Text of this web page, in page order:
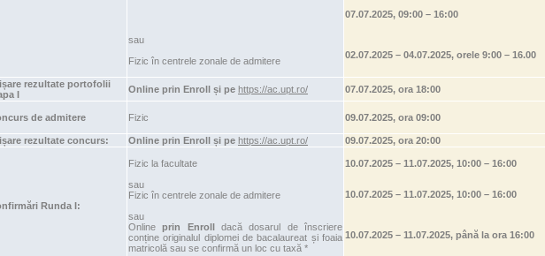
sau
Fizic în centrele zonale de admitere
07.07.2025, 09:00 – 16:00
02.07.2025 – 04.07.2025, orele 9:00 – 16.00
rezultate portofolii
I
Online prin Enroll și pe https://ac.upt.ro/ 07.07.2025, ora 18:00
de admitere Fizic 09.07.2025, ora 09:00
rezultate concurs: Online prin Enroll și pe https://ac.upt.ro/ 09.07.2025, ora 20:00
Runda I:
Fizic la facultate
sau
Fizic în centrele zonale de admitere
sau
Onlineprin Enrolldacă dosarul de înscriere
conține originalul diplomei de bacalaureat și foaia
matricolă sau se confirmă un loc cu taxă *
10.07.2025 – 11.07.2025, 10:00 – 16:00
10.07.2025 – 11.07.2025, 10:00 – 16:00
10.07.2025 – 11.07.2025, până la ora 16:00